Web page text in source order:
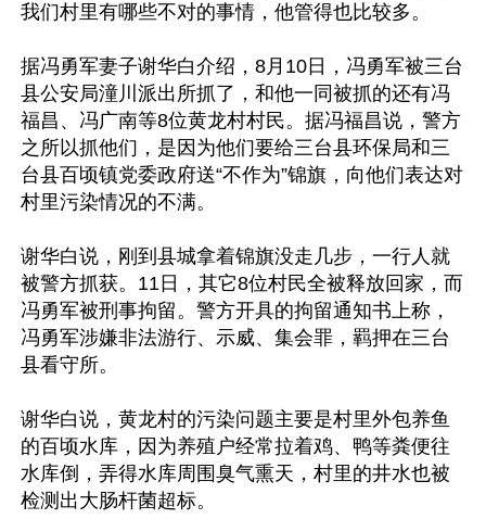
我们村里有哪些不对的事情，他管得也比较多。
据冯勇军妻子谢华白介绍，8月10日，冯勇军被三台
县公安局潼川派出所抓了，和他一同被抓的还有冯
福昌、冯广南等8位黄龙村村民。据冯福昌说，警方
之所以抓他们，是因为他们要给三台县环保局和三
台县百顷镇党委政府送“不作为”锦旗，向他们表达对
村里污染情况的不满。
谢华白说，刚到县城拿着锦旗没走几步，一行人就
被警方抓获。11日，其它8位村民全被释放回家，而
冯勇军被刑事拘留。警方开具的拘留通知书上称，
冯勇军涉嫌非法游行、示威、集会罪，羁押在三台
县看守所。
谢华白说，黄龙村的污染问题主要是村里外包养鱼
的百顷水库，因为养殖户经常拉着鸡、鸭等粪便往
水库倒，弄得水库周围臭气熏天，村里的井水也被
检测出大肠杆菌超标。